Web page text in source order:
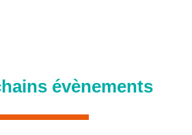
évènements